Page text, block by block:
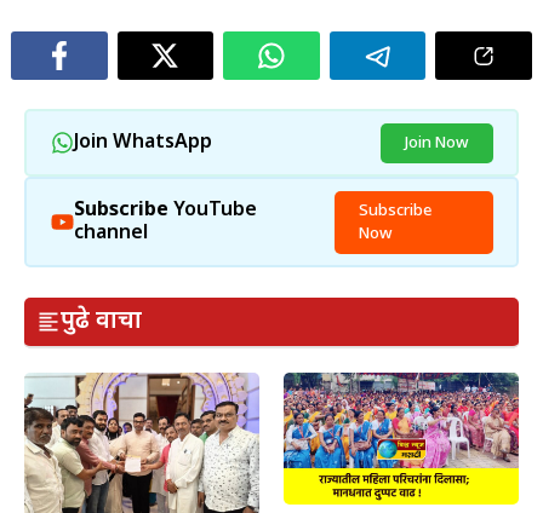
Join WhatsApp Join Now
Subscribe YouTube
channel
Subscribe
Now
पुढे वाचा